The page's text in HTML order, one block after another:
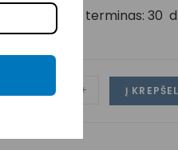
Pristatymo terminas: 30
+ Į